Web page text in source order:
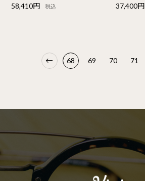
58,410円 税込 37,400円
68 69 70 71